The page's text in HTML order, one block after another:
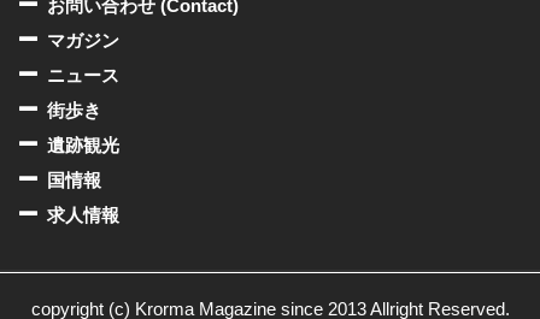
お問い合わせ (Contact)
マガジン
ニュース
街歩き
遺跡観光
国情報
求人情報
copyright (c) Krorma Magazine since 2013 Allright Reserved.